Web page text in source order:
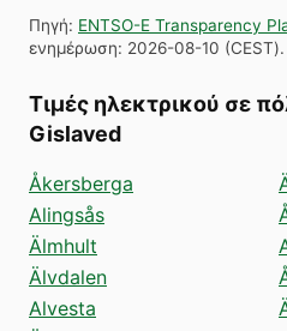
Πηγή: ENTSO-E Transparency
ενημέρωση: 2026-08-10 (CEST).
Τιμές ηλεκτρικού σε
Gislaved
Åkersberga
Alingsås
Älmhult
Älvdalen
Alvesta